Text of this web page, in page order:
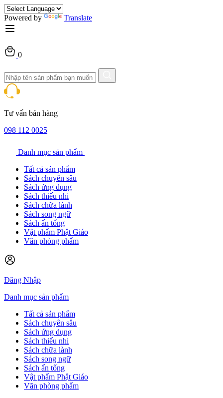
Powered by Translate
0
Tư vấn bán hàng
098 112 0025
Danh mục sản phẩm
Tất cả sản phẩm
Sách chuyên sâu
Sách ứng dụng
Sách thiếu nhi
Sách chữa lành
Sách song ngữ
Sách ấn tống
Vật phẩm Phật Giáo
Văn phòng phẩm
Đăng Nhập
Danh mục sản phẩm
Tất cả sản phẩm
Sách chuyên sâu
Sách ứng dụng
Sách thiếu nhi
Sách chữa lành
Sách song ngữ
Sách ấn tống
Vật phẩm Phật Giáo
Văn phòng phẩm